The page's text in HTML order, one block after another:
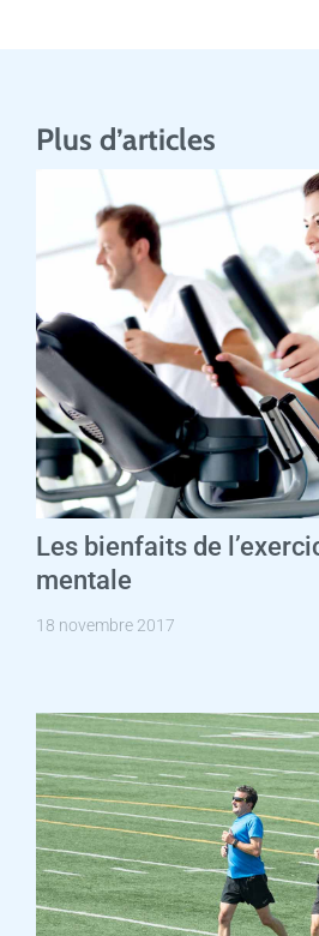
Plus d’articles
Les bienfaits de
mentale
18 novembre 2017